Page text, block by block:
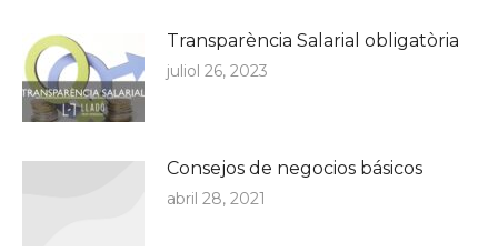
Transparència Salarial obligatòria
juliol 26, 2023
Consejos de negocios básicos
abril 28, 2021